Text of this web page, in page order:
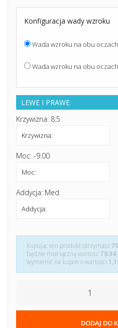
Konfiguracja wady wzroku
Wada wzroku na obu
Wada wzroku na obu
LEWE I PRAWE
Krzywizna: 8.5
Moc: -9.00
Addycja: Med
Kupując ten produkt otrzymasz
będzie miał łączną wartość 79.34
wymienić na kupon o wartości
DODAJ DO